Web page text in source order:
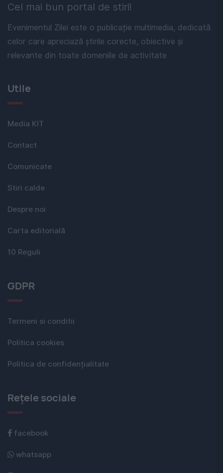
Cel mai bun portal de stiri!
Evenimentul Zilei este o publicație multimedia, dedicată
celor care apreciază știrile corecte, obiective și
relevante din toate domeniile de activitate
Utile
Media KIT
Contact
Comunicate
Stiri calde
Despre noi
Carta editorială
10 Reguli
GDPR
Termeni si conditii
Politica cookies
Politica de confidențialitate
Rețele sociale
facebook
whatsapp